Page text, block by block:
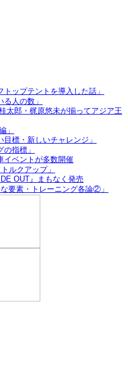
ップテントを導入した話」
人の数」
太郎・梶原悠未が揃ってアジア王
」
標・新しいチャレンジ」
指標」
イベントが多数開催
ルクアップ」
OUT』まもなく発売
要素・トレーニング各論②」